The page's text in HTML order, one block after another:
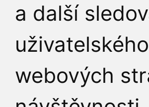
a další
webových